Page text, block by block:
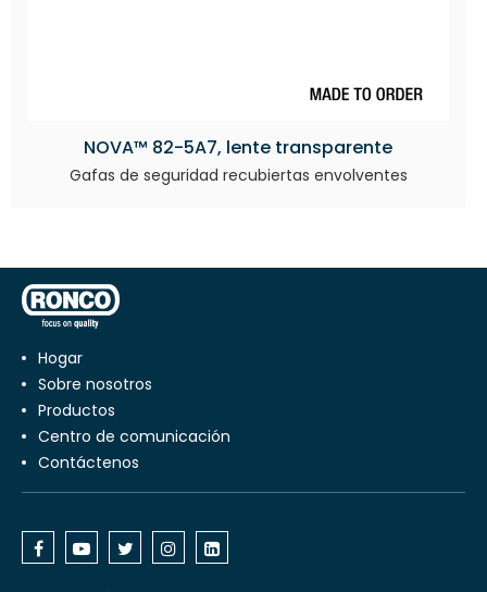
NOVA™ 82-5A7, lente transparente
Gafas de seguridad recubiertas envolventes
Hogar
Sobre nosotros
productos
centro de comunicación
Contáctenos